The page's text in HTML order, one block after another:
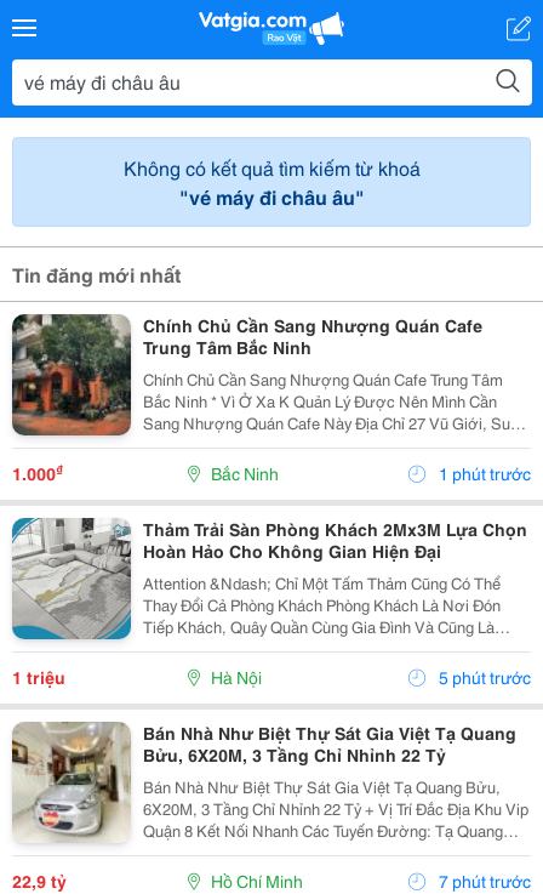
Không có kết quả tìm kiếm từ khoá
"vé máy đi châu âu"
Tin đăng mới nhất
Chính Chủ Cần Sang Nhượng Quán Cafe
Trung Tâm Bắc Ninh
Chính Chủ Cần Sang Nhượng Quán Cafe Trung Tâm
Bắc Ninh * Vì Ở Xa K Quản Lý Được Nên Mình Cần
Sang Nhượng Quán Cafe Này Địa Chỉ 27 Vũ Giới, Suối
Hoa, Bắc Ninh * Quán Đang Hoạt Động Ổn Định, Có Sẵn
Lượng Khách Quen. * Vị Trí Lô Góc Đẹp, Dễ Nhận...
1.000₫ Bắc Ninh 1 phút trước
Thảm Trải Sàn Phòng Khách 2Mx3M Lựa Chọn
Hoàn Hảo Cho Không Gian Hiện Đại
Attention &Ndash; Chỉ Một Tấm Thảm Cũng Có Thể
Thay Đổi Cả Phòng Khách Phòng Khách Là Nơi Đón
Tiếp Khách, Quây Quần Cùng Gia Đình Và Cũng Là
Không Gian Thể Hiện Gu Thẩm Mỹ Của Gia Chủ. Tuy
Nhiên, Nhiều Người Chỉ Chú Trọng Đến Sofa Hay Bàn
Trà Mà...
1 triệu Hà Nội 5 phút trước
Bán Nhà Như Biệt Thự Sát Gia Việt Tạ Quang
Bửu, 6X20M, 3 Tầng Chỉ Nhỉnh 22 Tỷ
Bán Nhà Như Biệt Thự Sát Gia Việt Tạ Quang Bửu,
6X20M, 3 Tầng Chỉ Nhỉnh 22 Tỷ + Vị Trí Đắc Địa Khu Vip
Quận 8 Kết Nối Nhanh Các Tuyến Đường: Tạ Quang
Bửu, Dương Quang Đông, Phạm Hùng, Cao Lỗ, Âu
Dương Lân, Phạm Như Tăng... Thanh Loan, Lệ...
22,9 tỷ Hồ Chí Minh 7 phút trước